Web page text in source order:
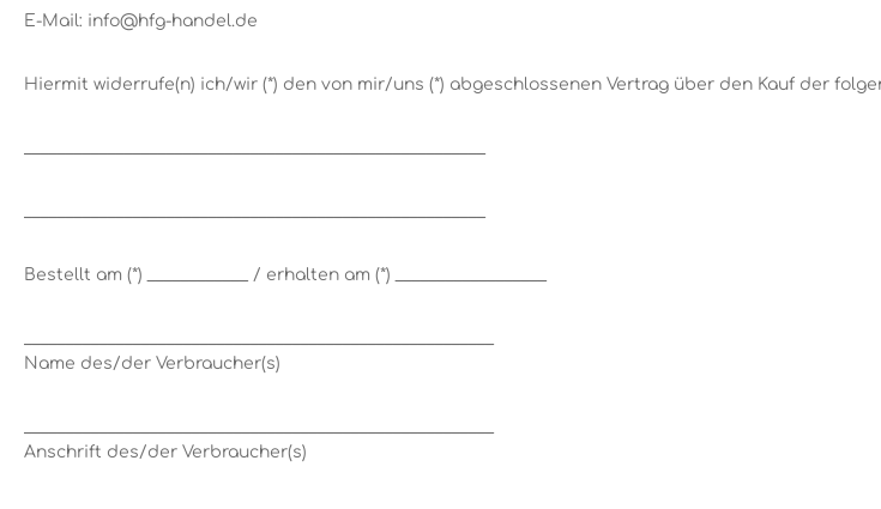
E-Mail: info@hfg-handel.de
Hiermit widerrufe(n) ich/wir (*) den von mir/uns (*) abgeschlossenen Vertrag über den Kauf der
Bestellt am (*) ____________ / erhalten am (*) __________________
Name des/der Verbraucher(s)
Anschrift des/der Verbraucher(s)